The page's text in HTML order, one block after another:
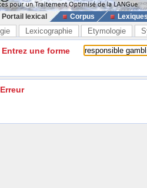
Portail lexical Corpus
Lexicographie Etymologie
Entrez une forme
Erreur